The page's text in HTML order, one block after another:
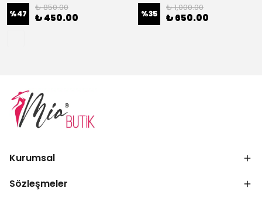
%47
₺ 850.00
₺ 450.00 %35
₺ 1,000.00
₺ 650.00
Kurumsal
Sözleşmeler